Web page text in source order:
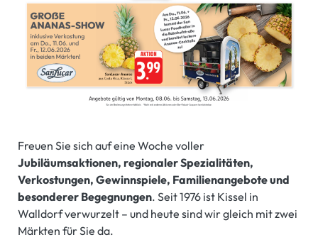
Freuen Sie sich auf eine Woche voller
Jubiläumsaktionen, regionaler Spezialitäten,
Verkostungen, Gewinnspiele, Familienangebote und
besonderer Begegnungen. Seit 1976 ist Kissel in
Walldorf verwurzelt – und heute sind wir gleich mit zwei
Märkten für Sie da.